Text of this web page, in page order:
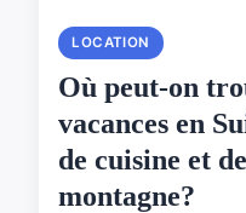
LOCATION
Où peut-on
vacances en
de cuisine et
montagne?